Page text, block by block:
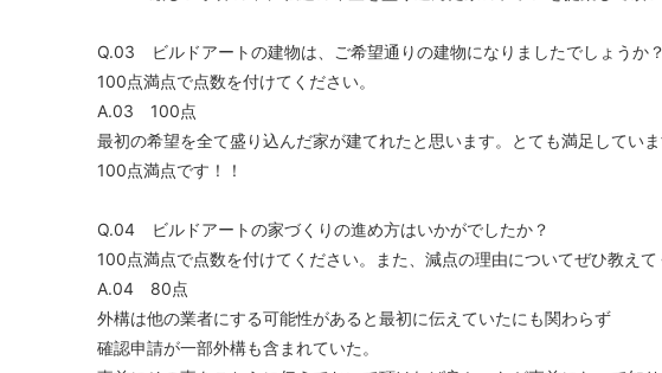
Q.03 ビルドアートの建物は、ご希望通りの建物になりましたでしょうか？
100点満点で点数を付けてください。
A.03 100点
最初の希望を全て盛り込んだ家が建てれたと思います。とても満足していま
100点満点です！！
Q.04 ビルドアートの家づくりの進め方はいかがでしたか？
100点満点で点数を付けてください。また、減点の理由についてぜひ教えて
A.04 80点
外構は他の業者にする可能性があると最初に伝えていたにも関わらず
確認申請が一部外構も含まれていた。